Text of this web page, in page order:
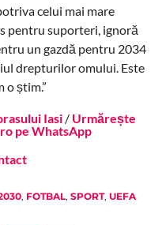
celui mai mare
pentru suporteri, ignoră
un gazdă pentru 2034
drepturilor omului. Este
o știm.”
Iasi/ Urmărește
pe WhatsApp
, FOTBAL, SPORT, UEFA